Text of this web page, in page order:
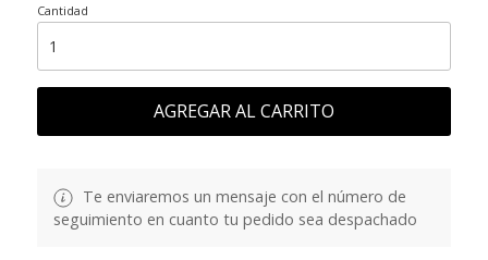
Cantidad
AGREGAR AL CARRITO
Te enviaremos un mensaje con el número de
seguimiento en cuanto tu pedido sea despachado